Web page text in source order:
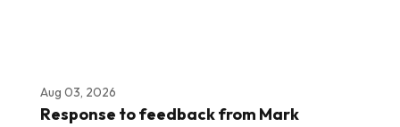
Aug 03, 2026
Response to feedback from Mark